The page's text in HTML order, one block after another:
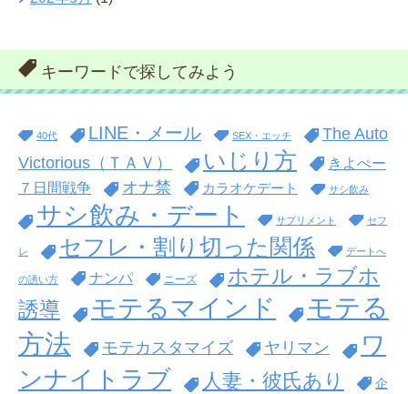
キーワードで探してみよう
40代 LINE・メール SEX・エッチ
The Auto
Victorious（ＴＡＶ）
いじり方
きよぺー
７日間戦争
オナ禁 カラオケデート サシ飲み
サシ飲み・デート サプリメント セフ
レ セフレ・割り切った関係 デートへ
の誘い方 ナンパ ニーズ
ホテル・ラブホ
誘導
モテるマインド
モテる
方法
モテカスタマイズ ヤリマン
ワ
ンナイトラブ
人妻・彼氏あり 企